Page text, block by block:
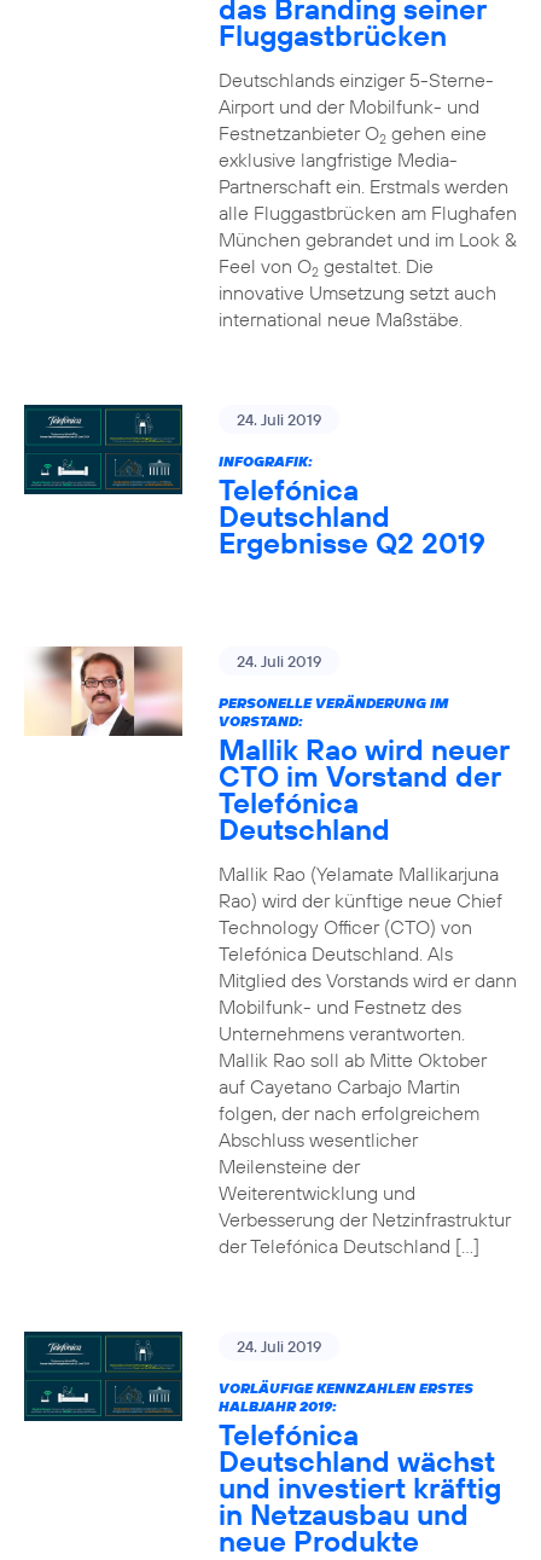
das Branding seiner
Fluggastbrücken
Deutschlands einziger 5-Sterne-
Airport und der Mobilfunk- und
Festnetzanbieter O2gehen eine
exklusive langfristige Media-
Partnerschaft ein. Erstmals werden
alle Fluggastbrücken am Flughafen
München gebrandet und im Look &
Feel von O2gestaltet. Die
innovative Umsetzung setzt auch
international neue Maßstäbe.
24. Juli 2019
INFOGRAFIK:
Telefónica
Deutschland
Ergebnisse Q2 2019
24. Juli 2019
PERSONELLE VERÄNDERUNG IM
VORSTAND:
Mallik Rao wird neuer
CTO im Vorstand der
Telefónica
Deutschland
Mallik Rao (Yelamate Mallikarjuna
Rao) wird der künftige neue Chief
Technology Officer (CTO) von
Telefónica Deutschland. Als
Mitglied des Vorstands wird er dann
Mobilfunk- und Festnetz des
Unternehmens verantworten.
Mallik Rao soll ab Mitte Oktober
auf Cayetano Carbajo Martin
folgen, der nach erfolgreichem
Abschluss wesentlicher
Meilensteine der
Weiterentwicklung und
Verbesserung der Netzinfrastruktur
der Telefónica Deutschland […]
24. Juli 2019
VORLÄUFIGE KENNZAHLEN ERSTES
HALBJAHR 2019:
Telefónica
Deutschland wächst
und investiert kräftig
in Netzausbau und
neue Produkte